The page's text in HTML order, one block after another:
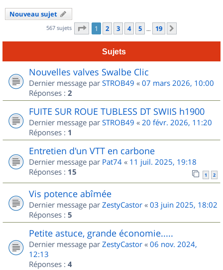
Nouveau sujet
567 sujets Page 1sur
1 2 3 4 5 … 19
Sujets
Nouvelles valves Swalbe Clic
Dernier message par STROB49 « 07 mars 2026, 10:00
Réponses : 2
FUITE SUR ROUE TUBLESS DT SWIIS h1900
Dernier message par STROB49 « 20 févr. 2026, 11:20
Réponses : 1
Entretien d'un VTT en carbone
Dernier message par Pat74 « 11 juil. 2025, 19:18
Réponses : 15 1 2
Vis potence abîmée
Dernier message par ZestyCastor « 03 juin 2025, 18:02
Réponses : 5
Petite astuce, grande économie.....
Dernier message par ZestyCastor « 06 nov. 2024,
12:13
Réponses : 4